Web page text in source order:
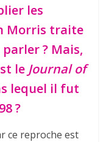
les
Morris traite
? Mais,
le Journal of
lequel il fut
?
ce reproche est